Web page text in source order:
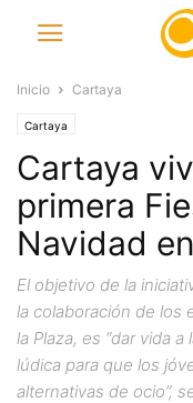
Inicio Cartaya
Cartaya
Cartaya
primera
Navidad
El objetivo de la
la colaboración de los
la Plaza, es “dar vida
lúdica para que los
alternativas de ocio”,